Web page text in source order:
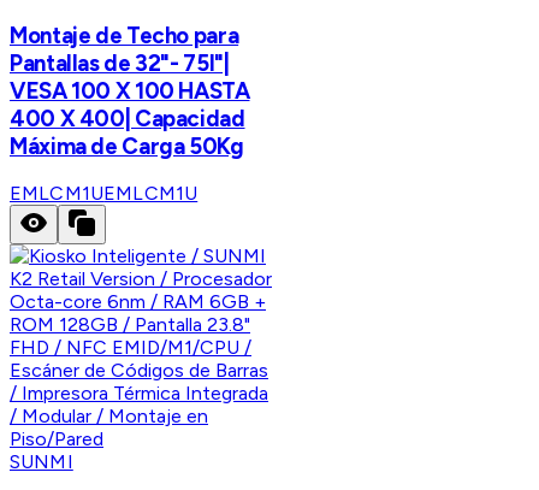
Montaje de Techo para
Pantallas de 32"- 75I"|
VESA 100 X 100 HASTA
400 X 400| Capacidad
Máxima de Carga 50Kg
EMLCM1UEMLCM1U
SUNMI